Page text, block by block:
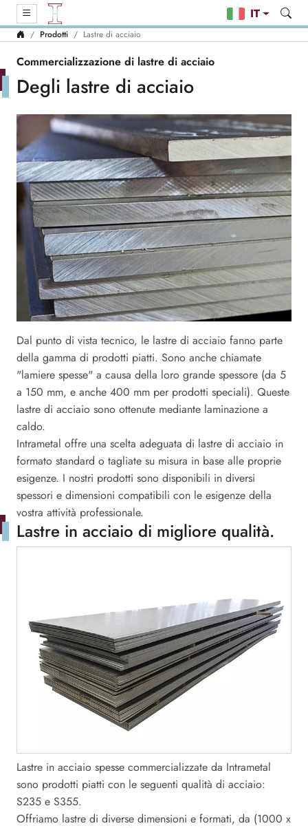
IT
Prodotti Lastre di acciaio
Commercializzazione di lastre di acciaio
Degli lastre di acciaio
Dal punto di vista tecnico, le lastre di acciaio fanno parte
della gamma di prodotti piatti. Sono anche chiamate
"lamiere spesse" a causa della loro grande spessore (da 5
a 150 mm, e anche 400 mm per prodotti speciali). Queste
lastre di acciaio sono ottenute mediante laminazione a
caldo.
Intrametal offre una scelta adeguata di lastre di acciaio in
formato standard o tagliate su misura in base alle proprie
esigenze. I nostri prodotti sono disponibili in diversi
spessori e dimensioni compatibili con le esigenze della
vostra attività professionale.
Lastre in acciaio di migliore qualità.
Lastre in acciaio spesse commercializzate da Intrametal
sono prodotti piatti con le seguenti qualità di acciaio:
S235 e S355.
Offriamo lastre di diverse dimensioni e formati, da (1000 x